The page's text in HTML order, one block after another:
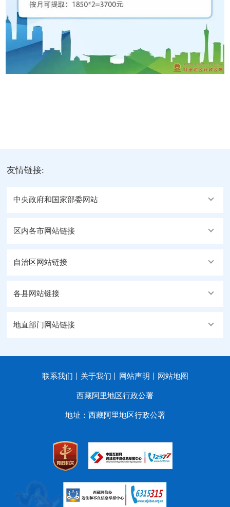
友情链接:
中央政府和国家部委网站
区内各市网站链接
自治区网站链接
各县网站链接
地直部门网站链接
联系我们 关于我们 网站声明 网站地图
西藏阿里地区行政公署
地址：西藏阿里地区行政公署